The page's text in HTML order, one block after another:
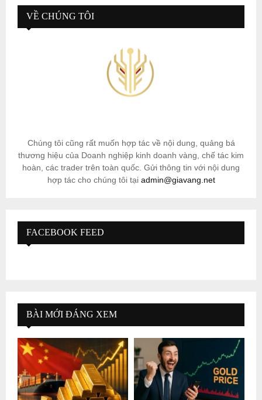
VỀ CHÚNG TÔI
Chúng tôi cũng rất muốn hợp tác về nội dung, quảng bá
thương hiệu của Doanh nghiệp kinh doanh vàng, chế tác kim
hoàn, các trader trên toàn quốc. Gửi thông tin với nội dung
hợp tác cho chúng tôi tại admin@giavang.net
FACEBOOK FEED
BÀI MỚI ĐÁNG XEM